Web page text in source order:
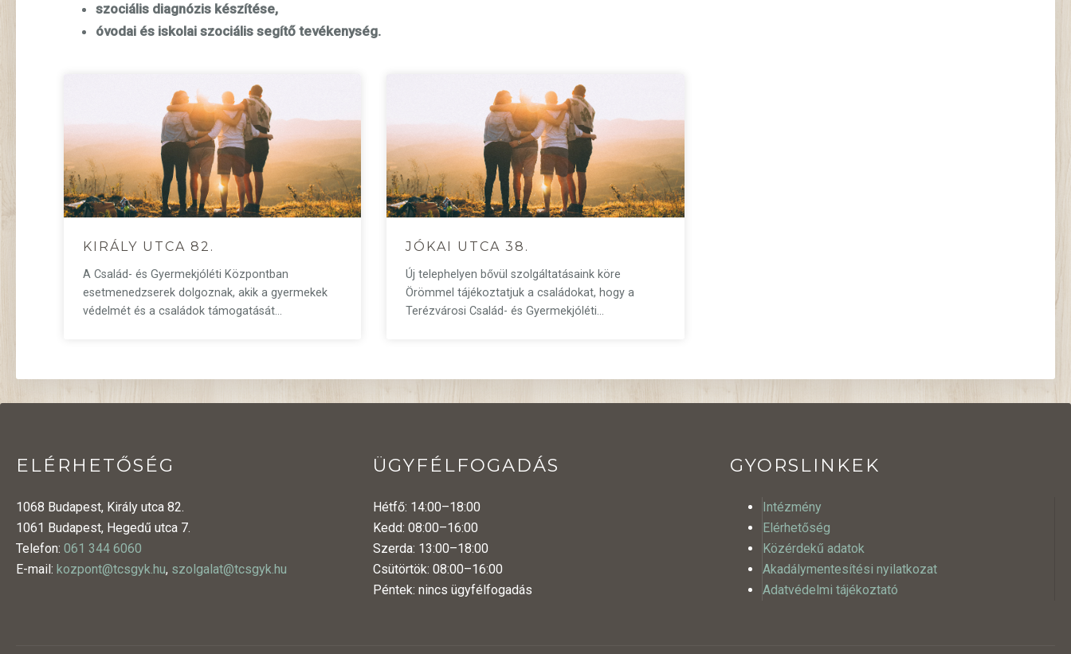
szociális diagnózis készítése,
óvodai és iskolai szociális segítő tevékenység.
KIRÁLY UTCA 82.
A Család- és Gyermekjóléti Központban
esetmenedzserek dolgoznak, akik a gyermekek
védelmét és a családok támogatását…
JÓKAI UTCA 38.
Új telephelyen bővül szolgáltatásaink köre
Örömmel tájékoztatjuk a családokat, hogy a
Terézvárosi Család- és Gyermekjóléti…
ELÉRHETŐSÉG
1068 Budapest, Király utca 82.
1061 Budapest, Hegedű utca 7.
Telefon: 061 344 6060
E-mail: kozpont@tcsgyk.hu, szolgalat@tcsgyk.hu
ÜGYFÉLFOGADÁS
Hétfő: 14:00–18:00
Kedd: 08:00–16:00
Szerda: 13:00–18:00
Csütörtök: 08:00–16:00
Péntek: nincs ügyfélfogadás
GYORSLINKEK
Intézmény
Elérhetőség
Közérdekű adatok
Akadálymentesítési nyilatkozat
Adatvédelmi tájékoztató